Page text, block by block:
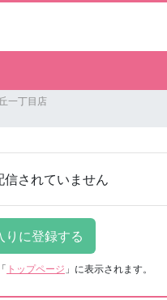
一丁目店
されていません
「 トップページ 」に表示されます。